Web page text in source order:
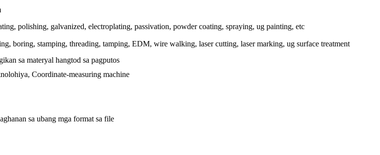
polishing, galvanized, electroplating, passivation, powder coating, spraying, ug painting, etc
boring, stamping, threading, tamping, EDM, wire walking, laser cutting, laser marking, ug surface treatment
sa materyal hangtod sa pagputos
Coordinate-measuring machine
sa ubang mga format sa file